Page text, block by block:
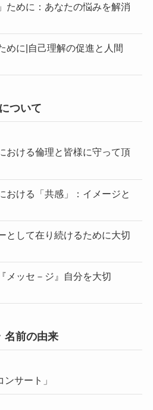
ために：あなたの悩みを解消
めに|自己理解の促進と人間
ついて
おける倫理と皆様に守って頂
おける「共感」：イメージと
として在り続けるために大切
メッセ－ジ』自分を大切
名前の由来
サート」